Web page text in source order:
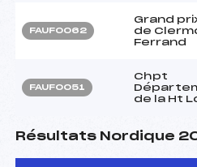
FAUF0062
Grand
de
Ferrand
FAUF0051
Chpt
de la Ht
Résultats Nordique